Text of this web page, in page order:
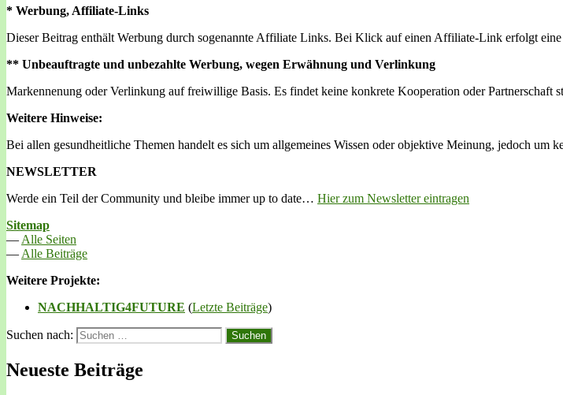
* Werbung, Affiliate-Links
Dieser Beitrag enthält Werbung durch sogenannte Affiliate Links. Bei Klick auf einen Affiliate-Link erfolgt
** Unbeauftragte und unbezahlte Werbung, wegen Erwähnung und Verlinkung
Markennenung oder Verlinkung auf freiwillige Basis. Es findet keine konkrete Kooperation oder Partnerschaft
Weitere Hinweise:
Bei allen gesundheitliche Themen handelt es sich um allgemeines Wissen oder objektive Meinung, jedoch um
NEWSLETTER
Werde ein Teil der Community und bleibe immer up to date… Hier zum Newsletter eintragen
Sitemap
— Alle Seiten
— Alle Beiträge
Weitere Projekte:
NACHHALTIG4FUTURE (Letzte Beiträge)
Suchen nach:
Neueste Beiträge